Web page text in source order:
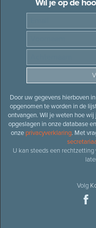
Wil je op de
Door uw gegevens hierboven
opgenomen te worden in de
ontvangen. Wil je weten hoe
opgeslagen in onze database
onze privacyverklaring. Met
U kan steeds een
Volg